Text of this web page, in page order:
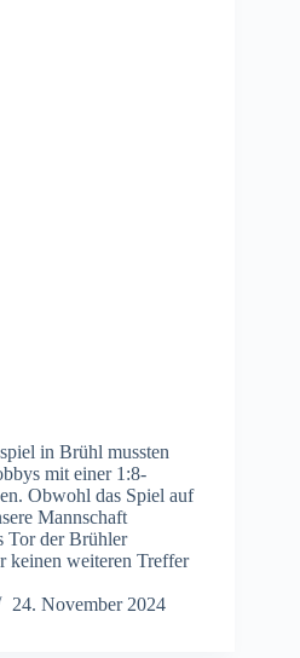
in Brühl mussten
mit einer 1:8-
Obwohl das Spiel auf
Mannschaft
Tor der Brühler
keinen weiteren Treffer
24. November 2024